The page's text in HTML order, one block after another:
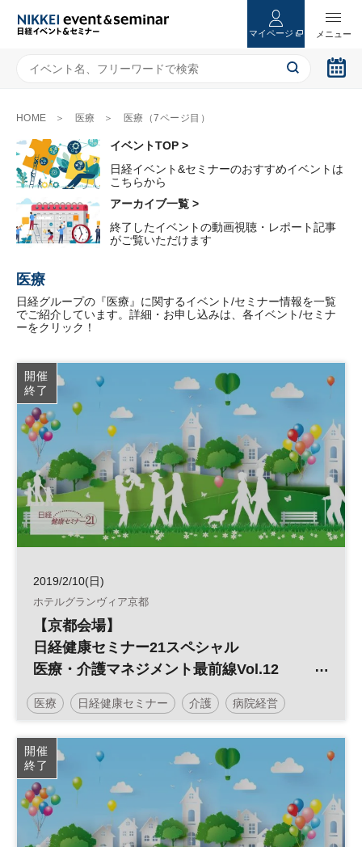
マイページ
HOME 医療 医療（7ページ目）
イベントTOP >
日経イベント&セミナーのおすすめイベントは
こちらから
アーカイブ一覧 >
終了したイベントの動画視聴・レポート記事
がご覧いただけます
医療
日経グループの『医療』に関するイベント/セミナー情報を一覧
でご紹介しています。詳細・お申し込みは、各イベント/セミナ
ーをクリック！
開催
終了
2019/2/10(日)
ホテルグランヴィア京都
【京都会場】
日経健康セミナー21スペシャル
医療・介護マネジメント最前線Vol.12
差し迫った2025年問題 今、病院経営に必
要な戦略とは
医療 日経健康セミナー 介護 病院経営
開催
終了